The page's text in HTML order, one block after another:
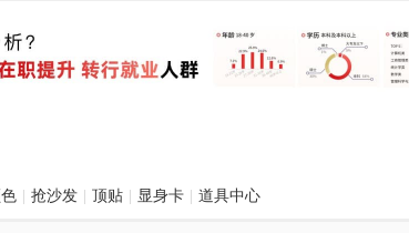
抢沙发 顶贴 显身卡 道具中心